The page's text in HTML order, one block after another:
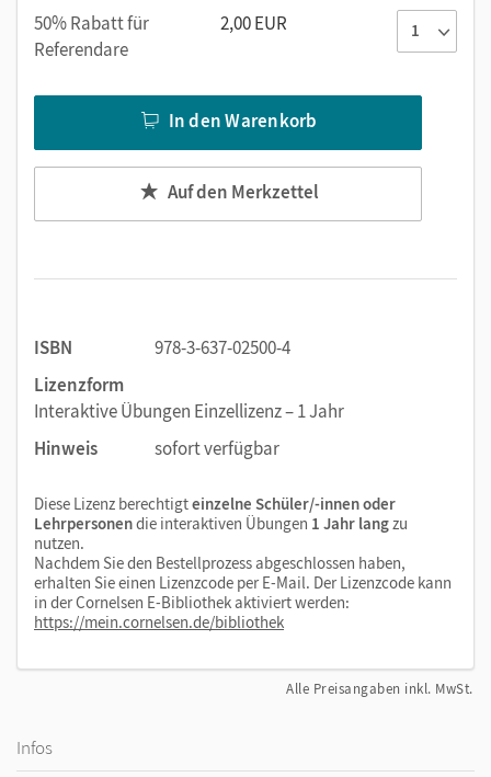
50% Rabatt für
Referendare
2,00 EUR
In den Warenkorb
Auf den Merkzettel
ISBN
978-3-637-02500-4
Lizenzform
Interaktive Übungen Einzellizenz – 1 Jahr
Hinweis
sofort verfügbar
Diese Lizenz berechtigteinzelne Schüler/-innen oder
Lehrpersonendie interaktiven Übungen 1 Jahr langzu
nutzen.
Nachdem Sie den Bestellprozess abgeschlossen haben,
erhalten Sie einen Lizenzcode per E-Mail. Der Lizenzcode kann
in der Cornelsen E-Bibliothek aktiviert werden:
https://mein.cornelsen.de/bibliothek
Alle Preisangaben inkl. MwSt.
Infos